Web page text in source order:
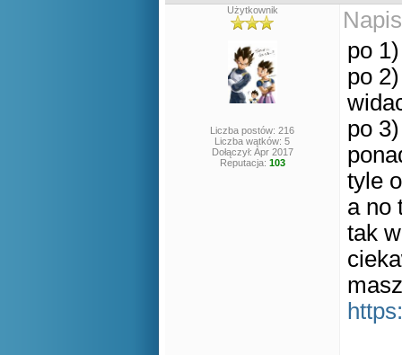
Użytkownik
Liczba postów: 216
Liczba wątków: 5
Dołączył: Apr 2017
Reputacja: 103
po
po
po
tyle
a
tak